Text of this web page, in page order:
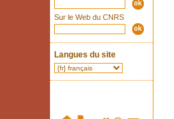
Sur le Web du CNRS
Langues du site